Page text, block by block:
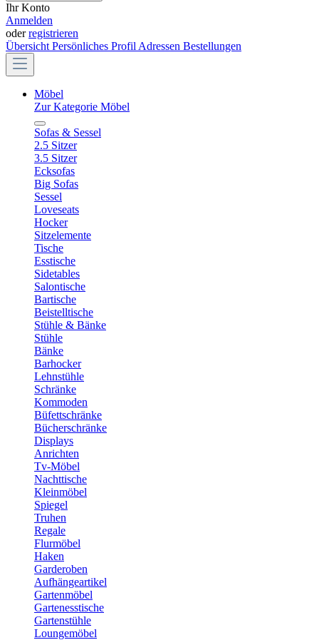
Ihr Konto
Anmelden
oderregistrieren
Übersicht Persönliches Profil Adressen Bestellungen
Möbel
Zur Kategorie Möbel
Sofas & Sessel
2.5 Sitzer
3.5 Sitzer
Ecksofas
Big Sofas
Sessel
Loveseats
Hocker
Sitzelemente
Tische
Esstische
Sidetables
Salontische
Bartische
Beistelltische
Stühle & Bänke
Stühle
Bänke
Barhocker
Lehnstühle
Schränke
Kommoden
Büfettschränke
Bücherschränke
Displays
Anrichten
Tv-Möbel
Nachttische
Kleinmöbel
Spiegel
Truhen
Regale
Flurmöbel
Haken
Garderoben
Aufhängeartikel
Gartenmöbel
Gartenesstische
Gartenstühle
Loungemöbel